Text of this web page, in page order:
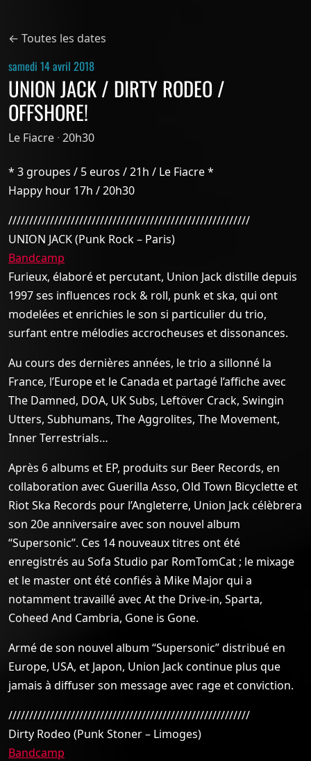
← Toutes les dates
samedi 14 avril 2018
UNION JACK / DIRTY RODEO /
OFFSHORE!
Le Fiacre · 20h30
* 3 groupes / 5 euros / 21h / Le Fiacre *
Happy hour 17h / 20h30
//////////////////////////////////////////////////////////
UNION JACK (Punk Rock – Paris)
Bandcamp
Furieux, élaboré et percutant, Union Jack distille depuis
1997 ses influences rock & roll, punk et ska, qui ont
modelées et enrichies le son si particulier du trio,
surfant entre mélodies accrocheuses et dissonances.
Au cours des dernières années, le trio a sillonné la
France, l’Europe et le Canada et partagé l’affiche avec
The Damned, DOA, UK Subs, Leftöver Crack, Swingin
Utters, Subhumans, The Aggrolites, The Movement,
Inner Terrestrials…
Après 6 albums et EP, produits sur Beer Records, en
collaboration avec Guerilla Asso, Old Town Bicyclette et
Riot Ska Records pour l’Angleterre, Union Jack célèbrera
son 20e anniversaire avec son nouvel album
“Supersonic”. Ces 14 nouveaux titres ont été
enregistrés au Sofa Studio par RomTomCat ; le mixage
et le master ont été confiés à Mike Major qui a
notamment travaillé avec At the Drive-in, Sparta,
Coheed And Cambria, Gone is Gone.
Armé de son nouvel album “Supersonic” distribué en
Europe, USA, et Japon, Union Jack continue plus que
jamais à diffuser son message avec rage et conviction.
//////////////////////////////////////////////////////////
Dirty Rodeo (Punk Stoner – Limoges)
Bandcamp